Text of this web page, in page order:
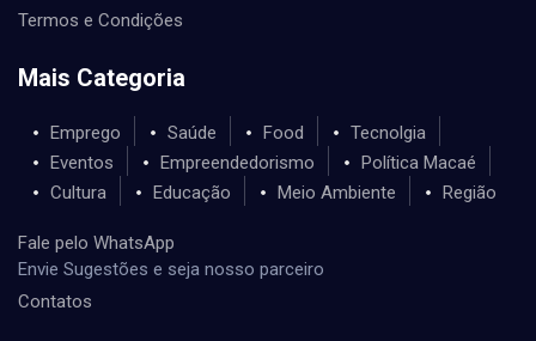
Termos e Condições
Mais Categoria
Emprego Saúde Food
Tecnolgia
Eventos
Empreendedorismo
Política Macaé
Cultura
Educação Meio Ambiente Região
Fale pelo WhatsApp
Envie Sugestões e seja nosso parceiro
Contatos